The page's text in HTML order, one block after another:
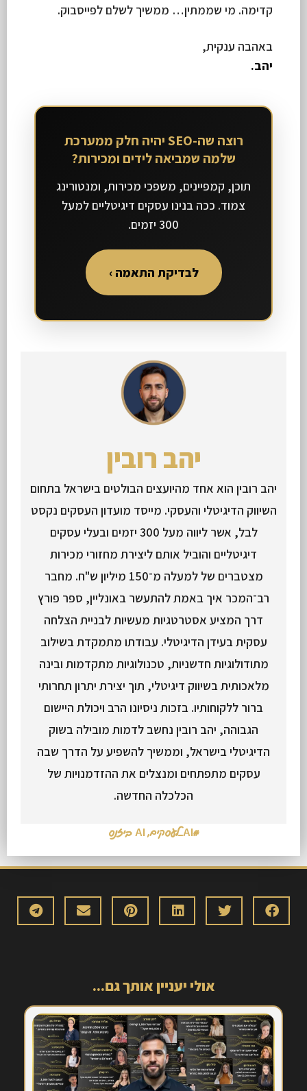
קדימה. מי שממתין… ממשיך לשלם לפייסבוק.
באהבה ענקית,
יהב.
רוצה שה-SEO יהיה חלק ממערכת
שלמה שמביאה לידים ומכירות?
תוכן, קמפיינים, משפכי מכירות, ומנטורינג
צמוד. ככה בנינו עסקים דיגיטליים למעל
300 יזמים.
לבדיקת התאמה ›
יהב רובין
יהב רובין הוא אחד מהיועצים הבולטים בישראל בתחום
השיווק הדיגיטלי והעסקי. מייסד מועדון העסקים נקסט
לבל, אשר ליווה מעל 300 יזמים ובעלי עסקים
דיגיטליים והוביל אותם ליצירת מחזורי מכירות
מצטברים של למעלה מ־150 מיליון ש"ח. מחבר
רב־המכר איך באמת להתעשר באונליין, ספר פורץ
דרך המציע אסטרטגיות מעשיות לבניית הצלחה
עסקית בעידן הדיגיטלי. עבודתו מתמקדת בשילוב
מתודולוגיות חדשניות, טכנולוגיות מתקדמות ובינה
מלאכותית בשיווק דיגיטלי, תוך יצירת יתרון תחרותי
ברור ללקוחותיו. בזכות ניסיונו הרב ויכולת היישום
הגבוהה, יהב רובין נחשב לדמות מובילה בשוק
הדיגיטלי בישראל, וממשיך להשפיע על הדרך שבה
עסקים מתפתחים ומנצלים את ההזדמנויות של
הכלכלה החדשה.
#AI_לעסקים ,AI ביזנס
אולי יעניין אותך גם...